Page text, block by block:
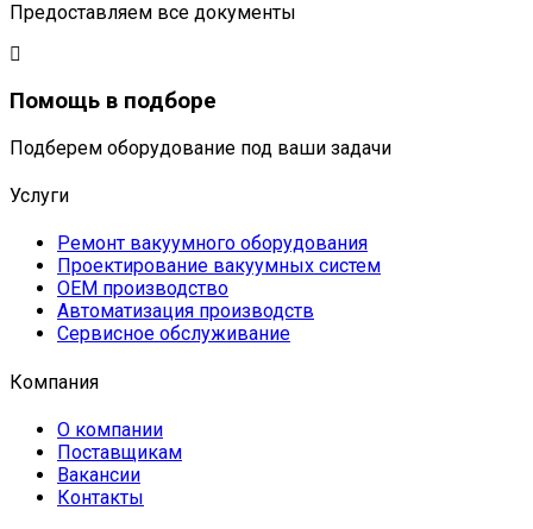
Предоставляем все документы
Помощь в подборе
Подберем оборудование под ваши задачи
Услуги
Ремонт вакуумного оборудования
Проектирование вакуумных систем
OEM производство
Автоматизация производств
Сервисное обслуживание
Компания
О компании
Поставщикам
Вакансии
Контакты